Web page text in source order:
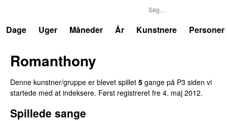
Dage
Uger Måneder År Kunstnere Personer
Romanthony
Denne kunstner/gruppe er blevet spillet 5 gange på P3 siden vi
startede med at indeksere. Først registreret fre 4. maj 2012.
Spillede sange